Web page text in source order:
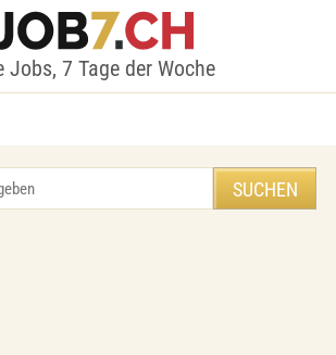
Jobs, 7 Tage der Woche